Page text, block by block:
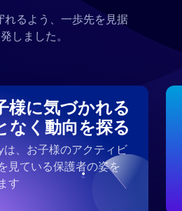
るよう、一歩先を見据
しました。
様に気づかれる
なく動向を探る
は、お子様のアクティビ
見ている保護者の姿を
す